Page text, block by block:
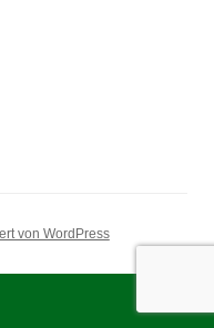
von WordPress